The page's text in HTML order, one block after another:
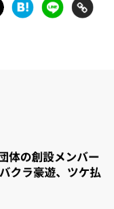
体の創設メンバー
クラ豪遊、ツケ払